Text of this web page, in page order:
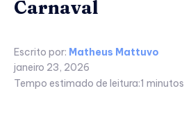
Carnaval
Escrito por: Matheus Mattuvo
janeiro 23, 2026
Tempo estimado de leitura:1 minutos